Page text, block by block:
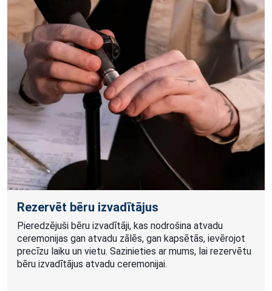
Rezervēt bēru izvadītājus
Pieredzējuši bēru izvadītāji, kas nodrošina atvadu
ceremonijas gan atvadu zālēs, gan kapsētās, ievērojot
precīzu laiku un vietu. Sazinieties ar mums, lai rezervētu
bēru izvadītājus atvadu ceremonijai.